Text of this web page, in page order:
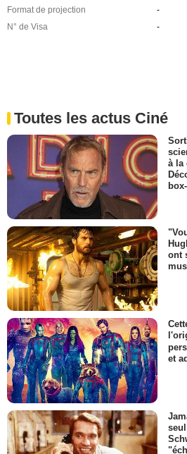
Format de projection
-
N° de Visa
-
Toutes les actus Ciné
à la
ont
et